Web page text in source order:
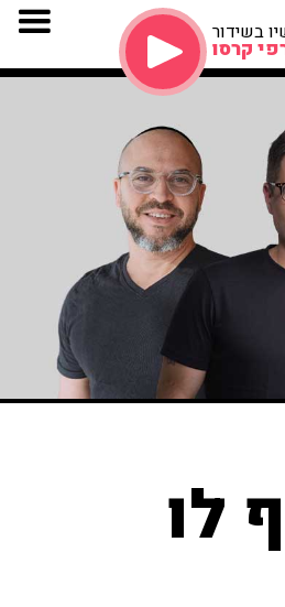
בשידור
קרסו
לו